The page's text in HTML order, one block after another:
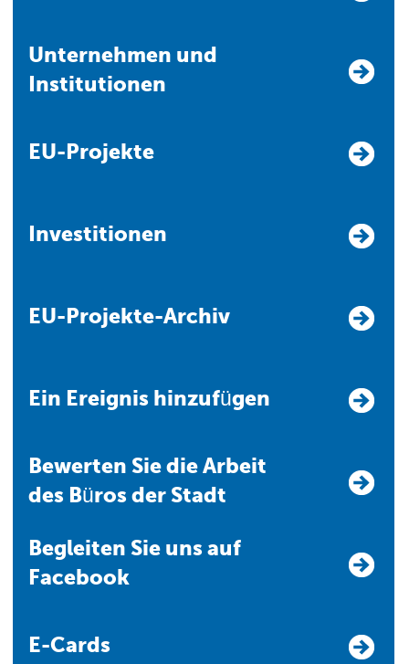
Unternehmen und
Institutionen
EU-Projekte
Investitionen
EU-Projekte-Archiv
Ein Ereignis hinzufügen
Bewerten Sie die Arbeit
des Büros der Stadt
Begleiten Sie uns auf
Facebook
E-Cards